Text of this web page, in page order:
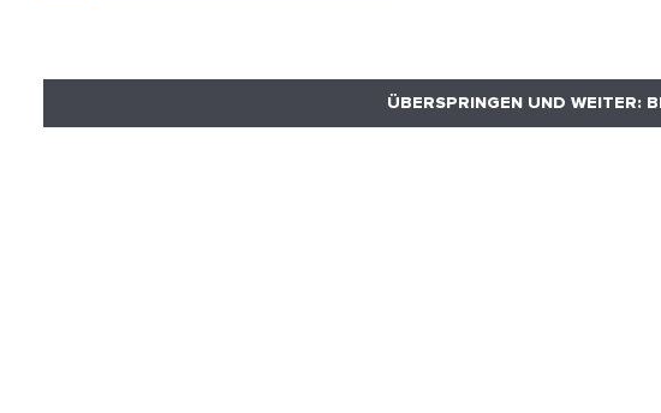
ÜBERSPRINGEN UND WEITER: